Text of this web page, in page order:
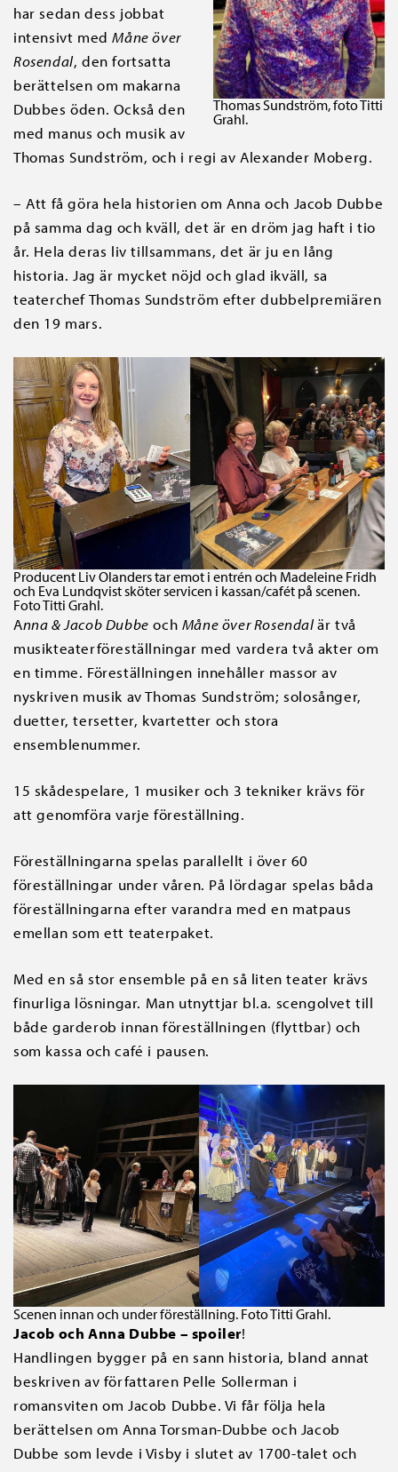
Thomas Sundström, foto Titti
Grahl.
har sedan dess jobbat
intensivt medMåne över
Rosendal, den fortsatta
berättelsen om makarna
Dubbes öden. Också den
med manus och musik av
Thomas Sundström, och i regi av Alexander Moberg.
– Att få göra hela historien om Anna och Jacob Dubbe
på samma dag och kväll, det är en dröm jag haft i tio
år. Hela deras liv tillsammans, det är ju en lång
historia. Jag är mycket nöjd och glad ikväll, sa
teaterchef Thomas Sundström efter dubbelpremiären
den 19 mars.
Producent Liv Olanders tar emot i entrén och Madeleine Fridh
och Eva Lundqvist sköter servicen i kassan/cafét på scenen.
Foto Titti Grahl.
Anna & Jacob Dubbe och Måne över Rosendalär två
musikteaterföreställningar med vardera två akter om
en timme. Föreställningen innehåller massor av
nyskriven musik av Thomas Sundström; solosånger,
duetter, tersetter, kvartetter och stora
ensemblenummer.
15 skådespelare, 1 musiker och 3 tekniker krävs för
att genomföra varje föreställning.
Föreställningarna spelas parallellt i över 60
föreställningar under våren. På lördagar spelas båda
föreställningarna efter varandra med en matpaus
emellan som ett teaterpaket.
Med en så stor ensemble på en så liten teater krävs
finurliga lösningar. Man utnyttjar bl.a. scengolvet till
både garderob innan föreställningen (flyttbar) och
som kassa och café i pausen.
Scenen innan och under föreställning. Foto Titti Grahl.
Jacob och Anna Dubbe – spoiler!
Handlingen bygger på en sann historia, bland annat
beskriven av författaren Pelle Sollerman i
romansviten om Jacob Dubbe. Vi får följa hela
berättelsen om Anna Torsman-Dubbe och Jacob
Dubbe som levde i Visby i slutet av 1700-talet och